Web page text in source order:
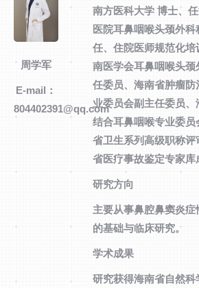
周学军
E-mail：
804402391@qq.com
南方医科大学 博士、
医院耳鼻咽喉头颈外
任、住院医师规范化
南医学会耳鼻咽喉头
任委员、海南省肿瘤
业委员会副主任委员
结合耳鼻咽喉专业委
省卫生系列高级职称
省医疗事故鉴定专家库
研究方向
主要从事鼻腔鼻窦炎
的基础与临床研究。
学术成果
研究获得海南省自然